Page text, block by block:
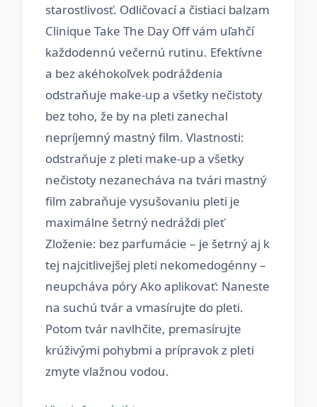
starostlivosť. Odličovací a čistiaci balzam
Clinique Take The Day Off vám uľahčí
každodennú večernú rutinu. Efektívne
a bez akéhokoľvek podráždenia
odstraňuje make-up a všetky nečistoty
bez toho, že by na pleti zanechal
nepríjemný mastný film. Vlastnosti:
odstraňuje z pleti make-up a všetky
nečistoty nezanecháva na tvári mastný
film zabraňuje vysušovaniu pleti je
maximálne šetrný nedráždi pleť
Zloženie: bez parfumácie – je šetrný aj k
tej najcitlivejšej pleti nekomedogénny –
neupcháva póry Ako aplikovať: Naneste
na suchú tvár a vmasírujte do pleti.
Potom tvár navlhčite, premasírujte
krúživými pohybmi a prípravok z pleti